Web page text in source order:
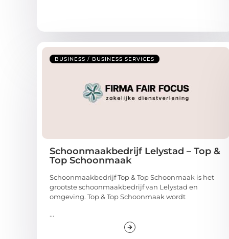
BUSINESS / BUSINESS SERVICES
Schoonmaakbedrijf Lelystad – Top &
Top Schoonmaak
Schoonmaakbedrijf Top & Top Schoonmaak is het
grootste schoonmaakbedrijf van Lelystad en
omgeving. Top & Top Schoonmaak wordt
...